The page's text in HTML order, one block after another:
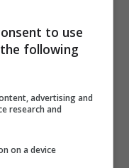
to use
following
advertising and
research and
on a device